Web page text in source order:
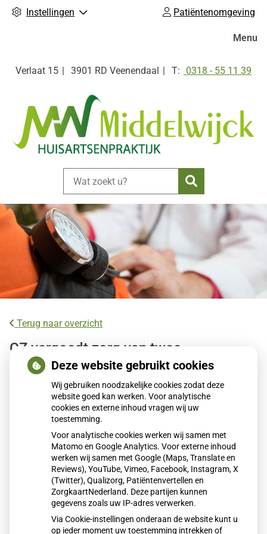
Instellingen Patiëntenomgeving
Verlaat 15 3901 RD Veenendaal Tel:
0318 - 55 11 39
Zoeken
Menu
Terug naar overzicht
CZ vergoedt zorg van twee
gespecialiseerde revalidatieartsen niet
meer
Zorgverzekeraar CZ vergoedt sinds 2026 geen zorg meer
van twee gespecialiseerde solo-revalidatieartsen voor
bindweefselziekten. Honderden patiënten zijn hierdoor
gedupeerd. Volgens patiëntenorganisaties is passende
alternatieve zorg niet beschikbaar. Zij roepen op meldingen
te doen bij de Nederlandse Zorgautoriteit.
Lees het hele artikel op: Nationale zorggids
Deze website gebruikt cookies
Wij gebruiken noodzakelijke cookies zodat deze
website goed kan werken. Voor analytische
cookies en externe inhoud vragen wij uw
toestemming.
Voor analytische cookies werken wij samen met
Matomo en Google Analytics. Voor externe inhoud
werken wij samen met Google (Maps, Translate en
Reviews), YouTube, Vimeo, Facebook, Instagram, X
(Twitter), Qualizorg, Patiëntenvertellen en
ZorgkaartNederland. Deze partijen kunnen
gegevens zoals uw IP-adres verwerken.
Via Cookie-instellingen onderaan de website kunt u
op ieder moment uw toestemming intrekken of